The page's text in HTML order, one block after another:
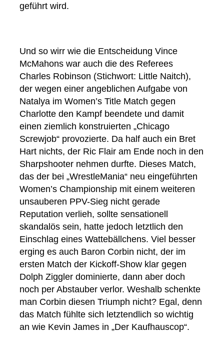
geführt wird.
Und so wirr wie die Entscheidung Vince
McMahons war auch die des Referees
Charles Robinson (Stichwort: Little Naitch),
der wegen einer angeblichen Aufgabe von
Natalya im Women’s Title Match gegen
Charlotte den Kampf beendete und damit
einen ziemlich konstruierten „Chicago
Screwjob“ provozierte. Da half auch ein Bret
Hart nichts, der Ric Flair am Ende noch in den
Sharpshooter nehmen durfte. Dieses Match,
das der bei „WrestleMania“ neu eingeführten
Women’s Championship mit einem weiteren
unsauberen PPV-Sieg nicht gerade
Reputation verlieh, sollte sensationell
skandalös sein, hatte jedoch letztlich den
Einschlag eines Wattebällchens. Viel besser
erging es auch Baron Corbin nicht, der im
ersten Match der Kickoff-Show klar gegen
Dolph Ziggler dominierte, dann aber doch
noch per Abstauber verlor. Weshalb schenkte
man Corbin diesen Triumph nicht? Egal, denn
das Match fühlte sich letztendlich so wichtig
an wie Kevin James in „Der Kaufhauscop“.